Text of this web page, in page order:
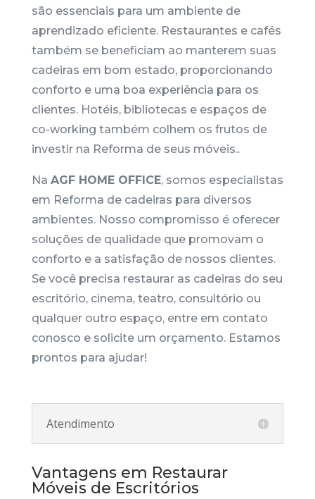
são essenciais para um ambiente de
aprendizado eficiente. Restaurantes e cafés
também se beneficiam ao manterem suas
cadeiras em bom estado, proporcionando
conforto e uma boa experiência para os
clientes. Hotéis, bibliotecas e espaços de
co-working também colhem os frutos de
investir na Reforma de seus móveis..
Na AGF HOME OFFICE, somos especialistas
em Reforma de cadeiras para diversos
ambientes. Nosso compromisso é oferecer
soluções de qualidade que promovam o
conforto e a satisfação de nossos clientes.
Se você precisa restaurar as cadeiras do seu
escritório, cinema, teatro, consultório ou
qualquer outro espaço, entre em contato
conosco e solicite um orçamento. Estamos
prontos para ajudar!
Atendimento
Vantagens em Restaurar
Móveis de Escritórios